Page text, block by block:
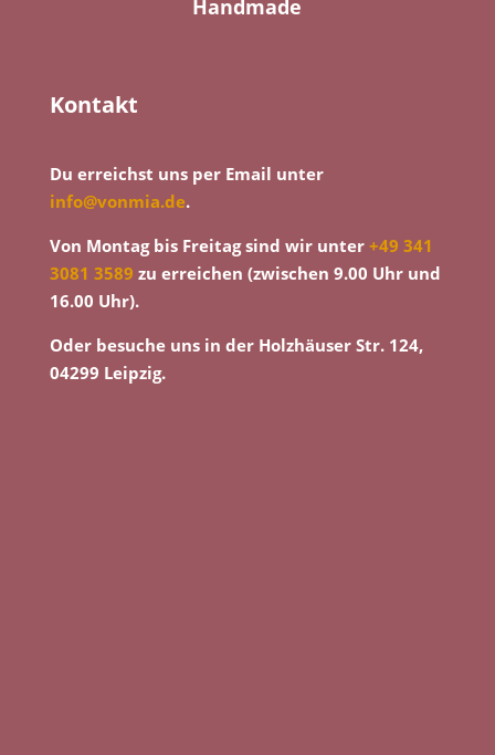
Handmade
Kontakt
Du erreichst uns per Email unter
info@vonmia.de.
Von Montag bis Freitag sind wir unter +49 341
3081 3589 zu erreichen (zwischen 9.00 Uhr und
16.00 Uhr).
Oder besuche uns in der Holzhäuser Str. 124,
04299 Leipzig.